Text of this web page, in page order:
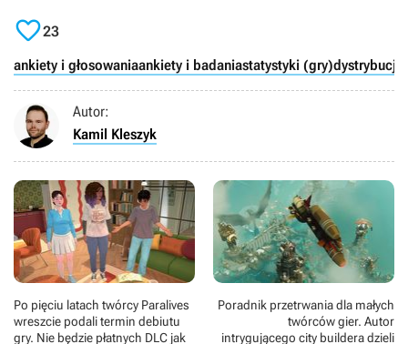
23
ankiety i głosowaniaankiety i badaniastatystyki (gry)dystrybucja
Autor:
Kamil Kleszyk
Po pięciu latach twórcy Paralives
wreszcie podali termin debiutu
gry. Nie będzie płatnych DLC jak
Poradnik przetrwania dla małych
twórców gier. Autor
intrygującego city buildera dzieli